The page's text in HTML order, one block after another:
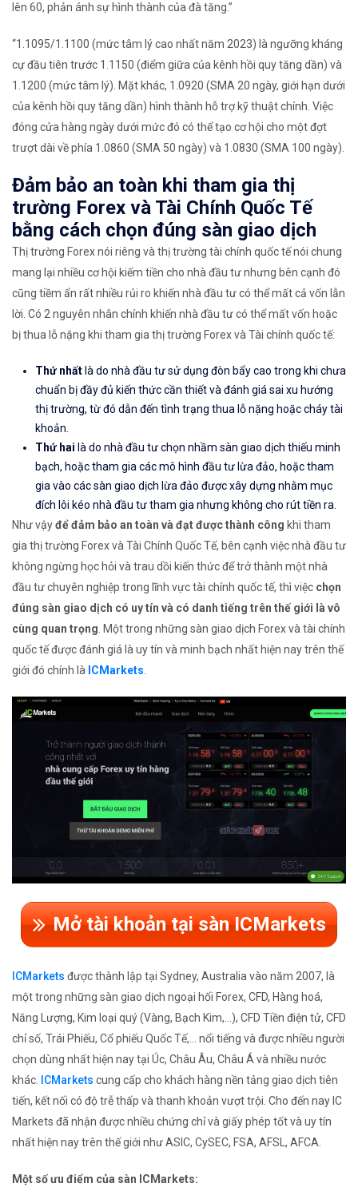
lên 60, phản ánh sự hình thành của đà tăng.”
“1.1095/1.1100 (mức tâm lý cao nhất năm 2023) là ngưỡng kháng
cự đầu tiên trước 1.1150 (điểm giữa của kênh hồi quy tăng dần) và
1.1200 (mức tâm lý). Mặt khác, 1.0920 (SMA 20 ngày, giới hạn dưới
của kênh hồi quy tăng dần) hình thành hỗ trợ kỹ thuật chính. Việc
đóng cửa hàng ngày dưới mức đó có thể tạo cơ hội cho một đợt
trượt dài về phía 1.0860 (SMA 50 ngày) và 1.0830 (SMA 100 ngày).
Đảm bảo an toàn khi tham gia thị
trường Forex và Tài Chính Quốc Tế
bằng cách chọn đúng sàn giao dịch
Thị trường Forex nói riêng và thị trường tài chính quốc tế nói chung
mang lại nhiều cơ hội kiếm tiền cho nhà đầu tư nhưng bên cạnh đó
cũng tiềm ẩn rất nhiều rủi ro khiến nhà đầu tư có thể mất cả vốn lẫn
lời. Có 2 nguyên nhân chính khiến nhà đầu tư có thể mất vốn hoặc
bị thua lỗ nặng khi tham gia thị trường Forex và Tài chính quốc tế:
Thứ nhất là do nhà đầu tư sử dụng đòn bẩy cao trong khi chưa
chuẩn bị đầy đủ kiến thức cần thiết và đánh giá sai xu hướng
thị trường, từ đó dẫn đến tình trạng thua lỗ nặng hoặc cháy tài
khoản.
Thứ hai là do nhà đầu tư chọn nhầm sàn giao dịch thiếu minh
bạch, hoặc tham gia các mô hình đầu tư lừa đảo, hoặc tham
gia vào các sàn giao dịch lừa đảo được xây dựng nhằm mục
đích lôi kéo nhà đầu tư tham gia nhưng không cho rút tiền ra.
Như vậyđể đảm bảo an toàn và đạt được thành công khi tham
gia thị trường Forex và Tài Chính Quốc Tế, bên cạnh việc nhà đầu tư
không ngừng học hỏi và trau dồi kiến thức để trở thành một nhà
đầu tư chuyên nghiệp trong lĩnh vực tài chính quốc tế, thì việc chọn
đúng sàn giao dịch có uy tín và có danh tiếng trên thế giới là vô
cùng quan trọng. Một trong những sàn giao dịch Forex và tài chính
quốc tế được đánh giá là uy tín và minh bạch nhất hiện nay trên thế
giới đó chính là ICMarkets.
Mở tài khoản tại sàn ICMarkets
ICMarkets được thành lập tại Sydney, Australia vào năm 2007, là
một trong những sàn giao dịch ngoại hối Forex, CFD, Hàng hoá,
Năng Lượng, Kim loại quý (Vàng, Bạch Kim,...), CFD Tiền điện tử, CFD
chỉ số, Trái Phiếu, Cổ phiếu Quốc Tế,... nổi tiếng và được nhiều người
chọn dùng nhất hiện nay tại Úc, Châu Âu, Châu Á và nhiều nước
khác. ICMarkets cung cấp cho khách hàng nền tảng giao dịch tiên
tiến, kết nối có độ trễ thấp và thanh khoản vượt trội. Cho đến nay IC
Markets đã nhận được nhiều chứng chỉ và giấy phép tốt và uy tín
nhất hiện nay trên thế giới như ASIC, CySEC, FSA, AFSL, AFCA.
Một số ưu điểm của sàn ICMarkets: